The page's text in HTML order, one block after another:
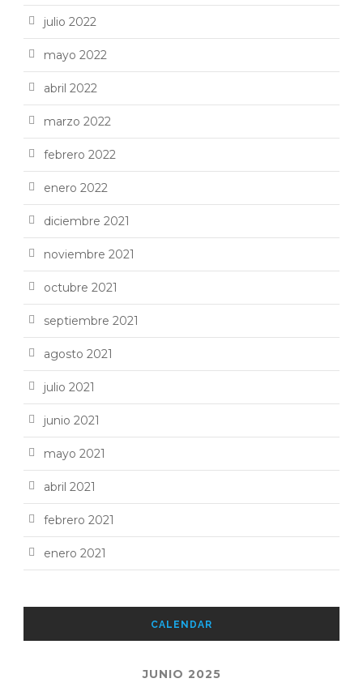
julio 2022
mayo 2022
abril 2022
marzo 2022
febrero 2022
enero 2022
diciembre 2021
noviembre 2021
octubre 2021
septiembre 2021
agosto 2021
julio 2021
junio 2021
mayo 2021
abril 2021
febrero 2021
enero 2021
CALENDAR
JUNIO 2025